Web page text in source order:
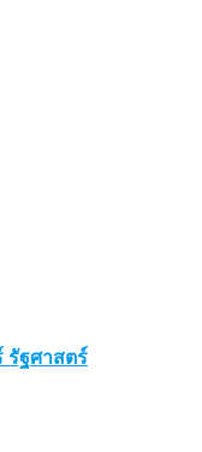
รัฐศาสตร์